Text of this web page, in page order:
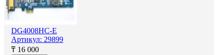
DG4008HC-E
Артикул: 29899
₸ 16 000